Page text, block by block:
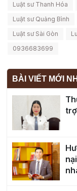
Luật sư Thanh Hóa
Luật sư Quảng Bình
Luật sư Sài Gòn
0936683699
BÀI VIẾT MỚI